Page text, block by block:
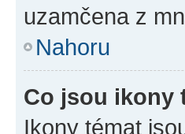
uzamčena z
Nahoru
Co jsou ikony
Ikony témat